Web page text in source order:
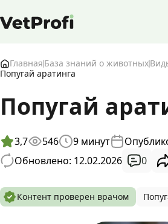
База знаний о животных и
Войти
Главная База знаний о животных
Попугай аратинга
Попугай
3,7 546 9 минут
Обновлено: 12.02.2026
0
Контент проверен врачом